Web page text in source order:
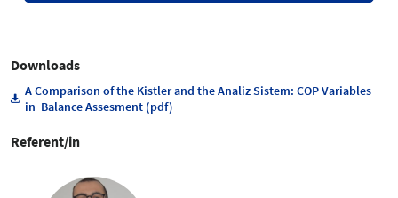
Downloads
A Comparison of the Kistler and the Analiz Sistem: COP Variables
in Balance Assesment (pdf)
Referent/in